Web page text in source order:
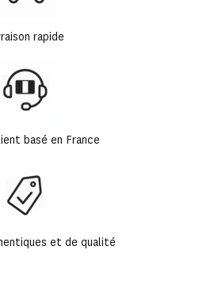
rapide
basé en France
et de qualité